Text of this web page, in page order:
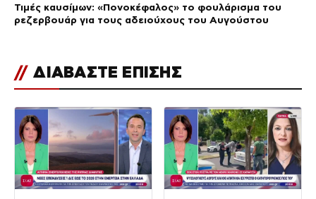
Τιμές καυσίμων: «Πονοκέφαλος» το φουλάρισμα του
ρεζερβουάρ για τους αδειούχους του Αυγούστου
// ΔΙΑΒΑΣΤΕ ΕΠΙΣΗΣ